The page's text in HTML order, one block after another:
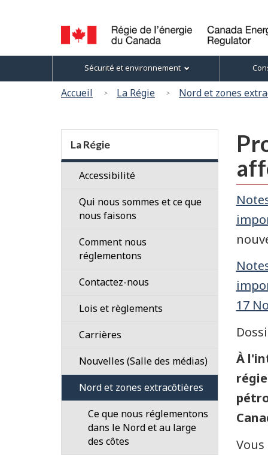
la
langue
Canada
Energy
Regulator
/
l’énergie
du
Canada
Menu
des
sujets
Sécurité et environnement
Accueil La Régie Nord et zones
17
À
Section
menu
La Régie
Accessibilité
Qui nous sommes et ce que
nous faisons
Nos
employés
Nos
plan
Notre
travail
Gouvernance
Organisation
Comment nous
réglementons
Cadre
réglementation
Fondés
de
pouvoir
101
Plans
Contactez-nous
Processus
matière
divulgation
confidentielle
(dénonciation)
Lois et règlements
Liste
lois
et
règlements
La
Régie
–
Carrières
Avantages
de
travailler
à
la
Régie
Nouvelles (Salle des médias)
Communiqués
Décisions
en
bref
Nord et zones extracôtières
Ce que nous réglementons
dans le Nord et au large
des côtes